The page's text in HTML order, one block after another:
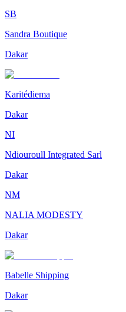
SB
Sandra Boutique
Dakar
Karitédiema
Dakar
NI
Ndiouroull Integrated Sarl
Dakar
NM
NALIA MODESTY
Dakar
Babelle Shipping
Dakar